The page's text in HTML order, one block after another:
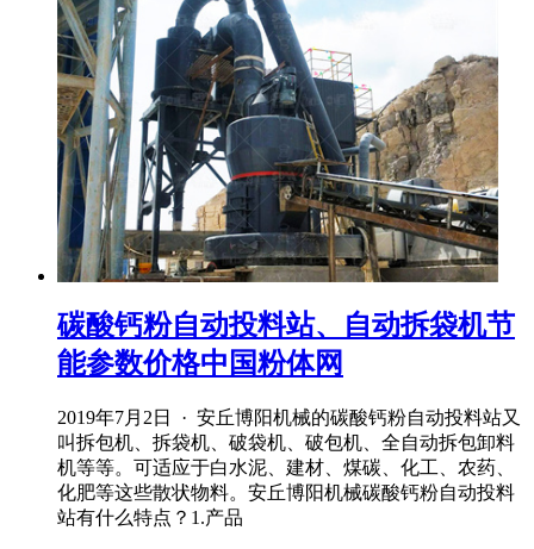
碳酸钙粉自动投料站、自动拆袋机节
能参数价格中国粉体网
2019年7月2日 · 安丘博阳机械的碳酸钙粉自动投料站又
叫拆包机、拆袋机、破袋机、破包机、全自动拆包卸料
机等等。可适应于白水泥、建材、煤碳、化工、农药、
化肥等这些散状物料。安丘博阳机械碳酸钙粉自动投料
站有什么特点？1.产品